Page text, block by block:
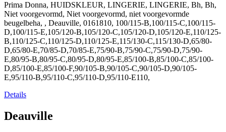
Prima Donna, HUIDSKLEUR, LINGERIE, LINGERIE, Bh, Bh,
Niet voorgevormd, Niet voorgevormd, niet voorgevormde
beugelbeha, , Deauville, 0161810, 100/115-B,100/115-C,100/115-
D,100/115-E,105/120-B,105/120-C,105/120-D,105/120-E,110/125-
B,110/125-C,110/125-D,110/125-E,115/130-C,115/130-D,65/80-
D,65/80-E,70/85-D,70/85-E,75/90-B,75/90-C,75/90-D,75/90-
E,80/95-B,80/95-C,80/95-D,80/95-E,85/100-B,85/100-C,85/100-
D,85/100-E,85/100-F,90/105-B,90/105-C,90/105-D,90/105-
E,95/110-B,95/110-C,95/110-D,95/110-E110,
Details
Deauville